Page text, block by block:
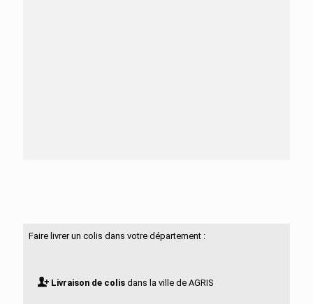
Faire livrer un colis dans votre département :
Livraison de colisdans la ville de AGRIS